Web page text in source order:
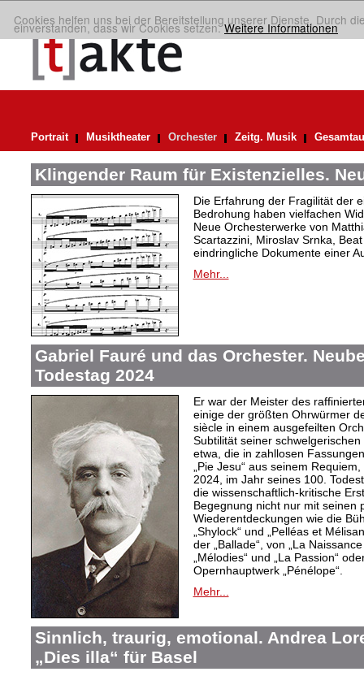
Cookies helfen uns bei der Bereitstellung unserer Dienste. Durch
einverstanden, dass wir Cookies setzen.Weitere Informationen
Portrait Musiktheater Orchester Zeitg. Musik
Klingender Raum für Existenzielles.
Die Erfahrung der Fragilität der
Bedrohung haben vielfachen
Neue Orchesterwerke von
Scartazzini, Miroslav Srnka,
eindringliche Dokumente einer
Mehr...
Gabriel Fauré und das Orchester.
Todestag 2024
Er war der Meister des
einige der größten Ohrwürmer
siècle in einem ausgefeilten
Subtilität seiner
etwa, die in zahllosen
„Pie Jesu“ aus seinem
2024, im Jahr seines 100.
die wissenschaftlich-kritische
Begegnung nicht nur mit seinen
Wiederentdeckungen wie die
„Shylock“ und „Pelléas et
der „Ballade“, von „La
„Mélodies“ und „La Passion“
Opernhauptwerk „Pénélope“.
Mehr...
Sinnlich, traurig, emotional. Andrea
„Dies illa“ für Basel